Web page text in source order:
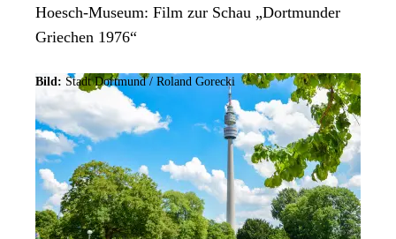
Hoesch-Museum: Film zur Schau „Dortmunder
Griechen 1976“
Bild: Stadt Dortmund / Roland Gorecki